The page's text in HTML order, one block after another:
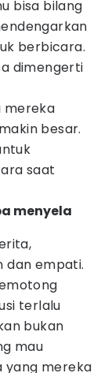
bisa bilang
berbicara.
dimengerti
mereka
besar.
saat
menyela
dan empati.
terlalu
bukan
mau
yang mereka